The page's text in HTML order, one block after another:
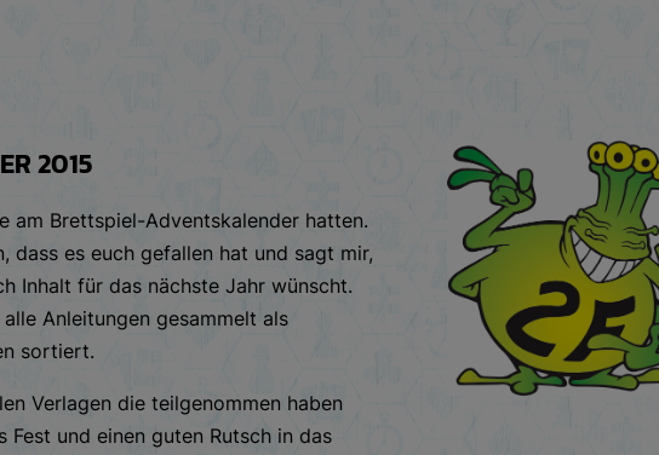
2015
am Brettspiel-Adventskalender hatten.
dass es euch gefallen hat und sagt mir,
Inhalt für das nächste Jahr wünscht.
Anleitungen gesammelt als
sortiert.
Verlagen die teilgenommen haben
Fest und einen guten Rutsch in das